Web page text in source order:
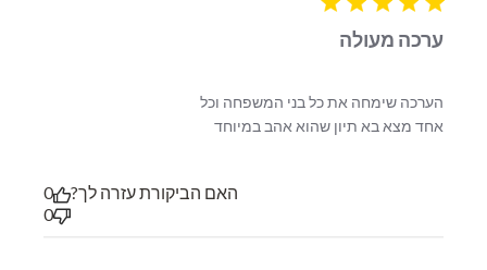
ערכה מעולה
אחד מצא בא תיון שהוא אהב במיוחד
האם הביקורת עזרה לך?
0
0